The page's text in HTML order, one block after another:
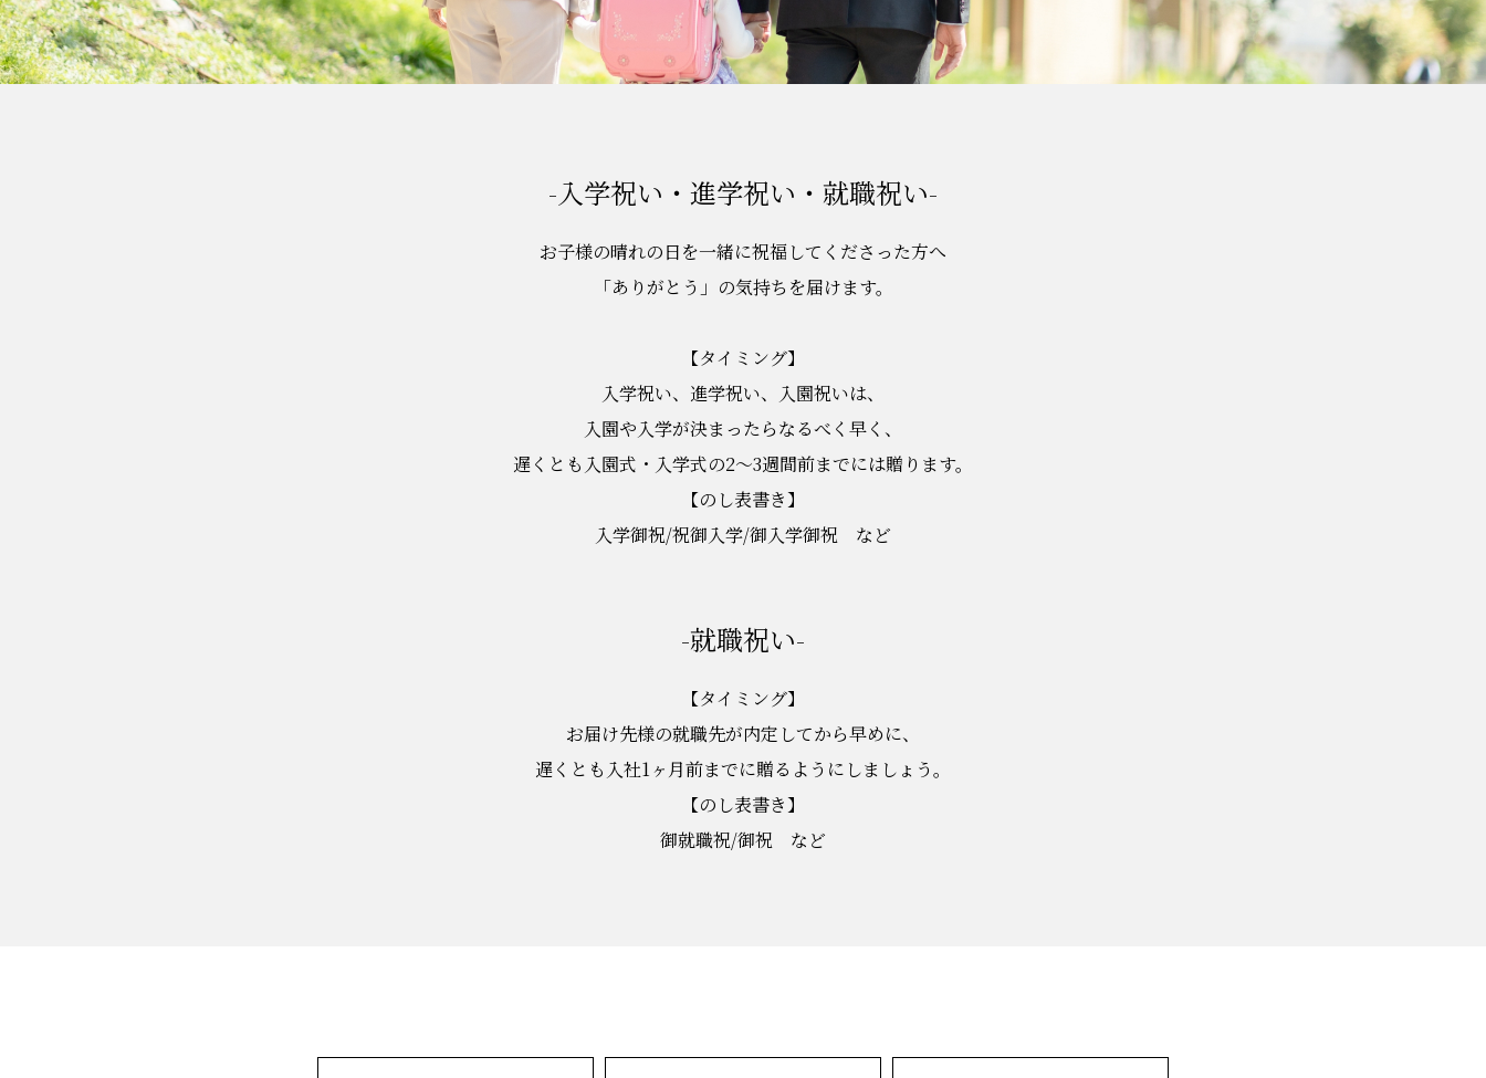
-入学祝い・進学祝い・就職祝い-
お子様の晴れの日を一緒に祝福してくださった方へ
「ありがとう」の気持ちを届けます。
【タイミング】
入学祝い、進学祝い、入園祝いは、
入園や入学が決まったらなるべく早く、
遅くとも入園式・入学式の2〜3週間前までには贈ります。
【のし表書き】
入学御祝/祝御入学/御入学御祝 など
-就職祝い-
【タイミング】
お届け先様の就職先が内定してから早めに、
遅くとも入社1ヶ月前までに贈るようにしましょう。
【のし表書き】
御就職祝/御祝 など